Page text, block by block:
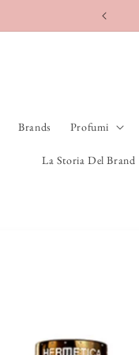
Brands Profumi
La Storia Del Brand